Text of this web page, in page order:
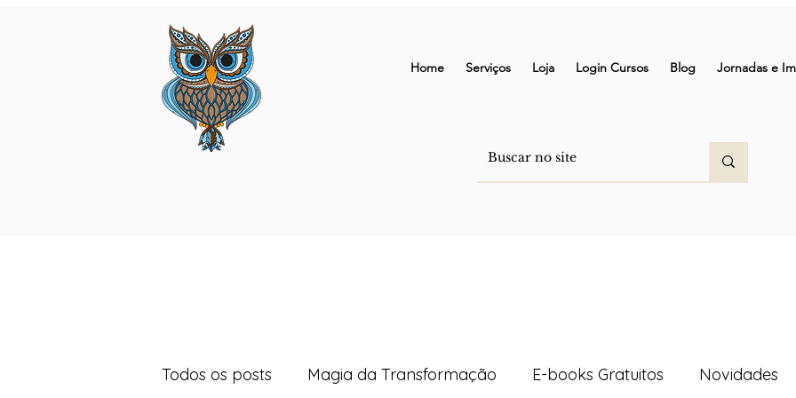
Home Serviços Loja Login Cursos Blog Jornadas e
Todos os posts Magia da Transformação E-books Gratuitos Novidades